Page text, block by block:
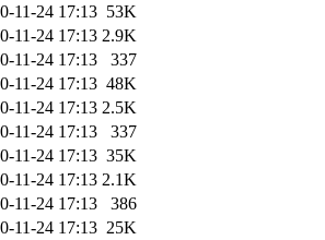
11-24 17:13 53K
11-24 17:13 2.9K
11-24 17:13
337
11-24 17:13 48K
11-24 17:13 2.5K
11-24 17:13
337
11-24 17:13 35K
11-24 17:13 2.1K
11-24 17:13
386
11-24 17:13 25K